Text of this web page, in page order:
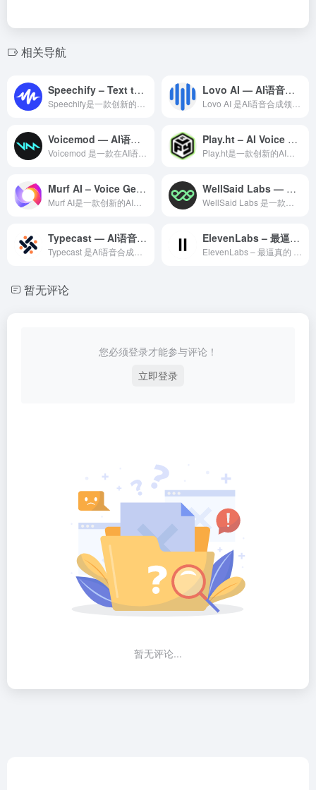
相关导航
Speechify – Text to Speech Lovo AI — AI语音合成领域的专业 AI 工具
Voicemod — AI语音合成领域的专业 AI 工具 Play.ht – AI Voice Generator
Murf AI – Voice Generator WellSaid Labs — AI语音合成领域的专业 AI 工具
Typecast — AI语音合成领域的专业 AI 工具 ElevenLabs – 最逼真的 AI 语音合成平台
暂无评论
您必须登录才能参与评论！
立即登录
暂无评论...